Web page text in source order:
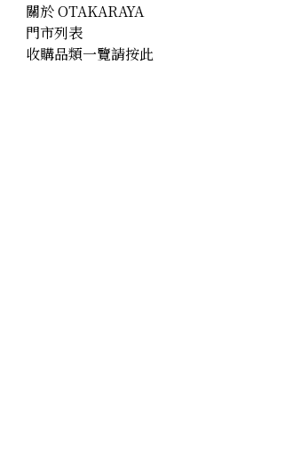
關於 OTAKARAYA
門市列表
收購品類一覽請按此